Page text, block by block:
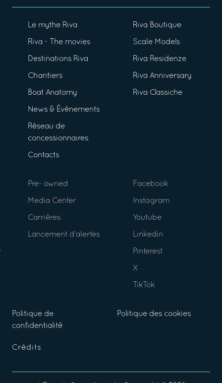
Le mythe Riva
Riva - The movies
Destinations Riva
Chantiers
Boat Anatomy
News & Événements
Réseau de
concessionnaires
Contacts
Riva Boutique
Scale Models
Riva Residenze
Riva Anniversary
Riva Classiche
Pre- owned
Media Center
Carrières
Lancement d’alertes
Facebook
Instagram
Youtube
Linkedin
Pinterest
X
TikTok
Politique de
confidentialité
Politique des cookies
Crédits